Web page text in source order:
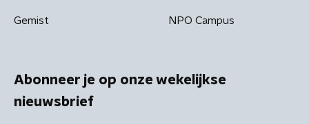
Gemist NPO Campus
Abonneer je op onze wekelijkse
nieuwsbrief